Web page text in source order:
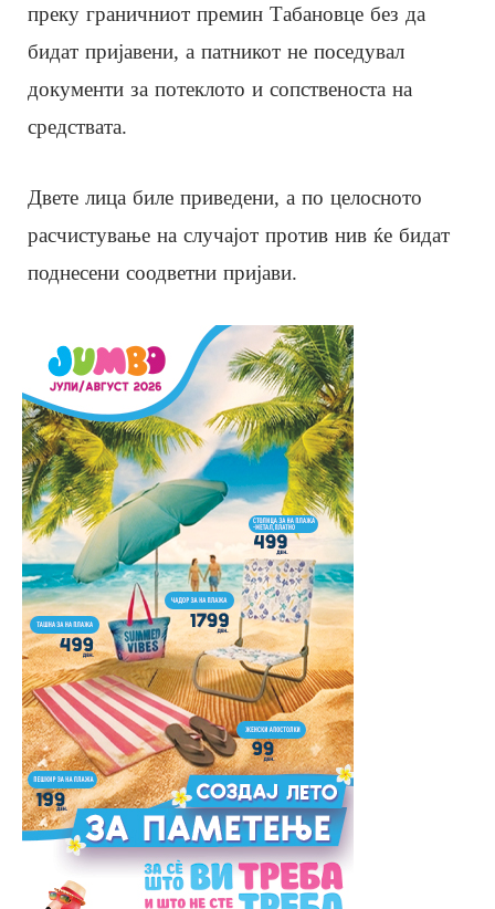
преку граничниот премин Табановце без да
бидат пријавени, а патникот не поседувал
документи за потеклото и сопственоста на
средствата.
Двете лица биле приведени, а по целосното
расчистување на случајот против нив ќе бидат
поднесени соодветни пријави.